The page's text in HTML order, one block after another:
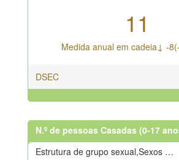
11
Medida anual em cadeia↓ -
DSEC
N.º de pessoas Casadas (0-17
Estrutura de grupo sexual,Sexos masculino e feminino